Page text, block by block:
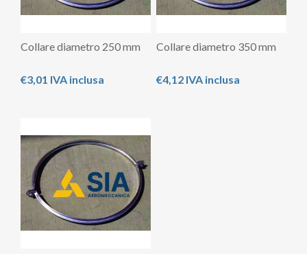
Collare diametro 250 mm
€3,01 IVA inclusa
Collare diametro 350 mm
€4,12 IVA inclusa